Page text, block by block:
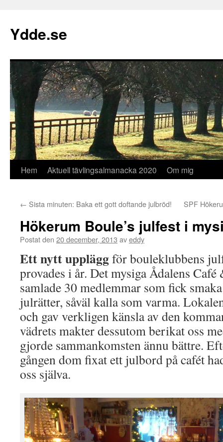
innehåll
Ydde.se
Hem Aktuell tävlingsalmanacka 2020 Om mig
← Sista minuten: Baka ett gott doftande julbröd! SPF
Hökerum Boule’s julfest i
Postat den 20 december, 2013 aveddy
Ett nytt uppläggför bouleklubbens
provades i år. Det mysiga Ådalens
samlade 30 medlemmar som fick
julrätter, såväl kalla som varma.
och gav verkligen känsla av den
vädrets makter dessutom berikat oss
gjorde sammankomsten ännu bättre.
gången dom fixat ett julbord på cafét
oss själva.